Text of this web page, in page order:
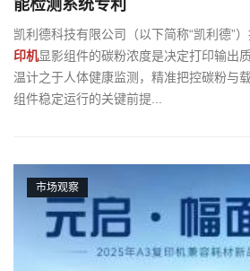
能检测系统专利
凯利德科技有限公司（以下简称“凯利德”
印机显影组件的碳粉浓度是决定打印输出
温计之于人体健康监测，精准把控碳粉与
组件稳定运行的关键前提...
市场观察